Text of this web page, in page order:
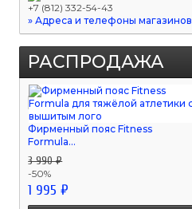
+7 (812) 332-54-43
» Адреса и телефоны магазинов
РАСПРОДАЖА
Фирменный пояс Fitness
Formula...
3 990 ₽
-50%
1 995 ₽